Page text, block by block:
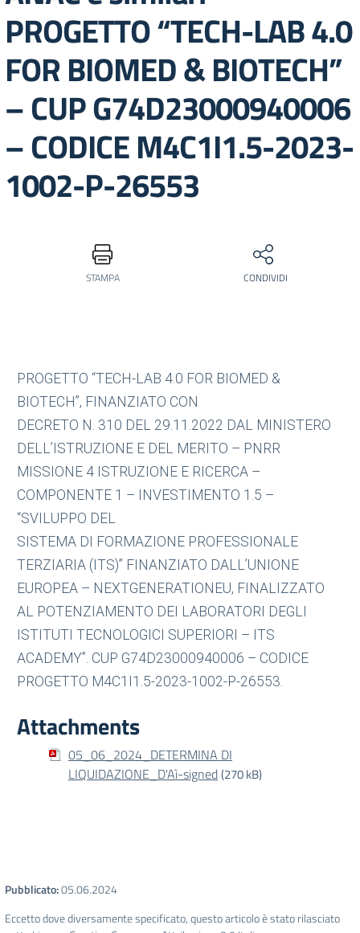
PROGETTO “TECH-LAB 4.0
FOR BIOMED & BIOTECH”
– CUP G74D23000940006
– CODICE M4C1I1.5-2023-
1002-P-26553
STAMPA CONDIVIDI
PROGETTO “TECH-LAB 4.0 FOR BIOMED &
BIOTECH”, FINANZIATO CON
DECRETO N. 310 DEL 29.11.2022 DAL MINISTERO
DELL’ISTRUZIONE E DEL MERITO – PNRR
MISSIONE 4 ISTRUZIONE E RICERCA –
COMPONENTE 1 – INVESTIMENTO 1.5 –
“SVILUPPO DEL
SISTEMA DI FORMAZIONE PROFESSIONALE
TERZIARIA (ITS)” FINANZIATO DALL’UNIONE
EUROPEA – NEXTGENERATIONEU, FINALIZZATO
AL POTENZIAMENTO DEI LABORATORI DEGLI
ISTITUTI TECNOLOGICI SUPERIORI – ITS
ACADEMY”. CUP G74D23000940006 – CODICE
PROGETTO M4C1I1.5-2023-1002-P-26553.
Attachments
05_06_2024_DETERMINA DI
LIQUIDAZIONE_D'Aì-signed(270 kB)
Pubblicato:05.06.2024
Eccetto dove diversamente specificato, questo articolo è stato rilasciato